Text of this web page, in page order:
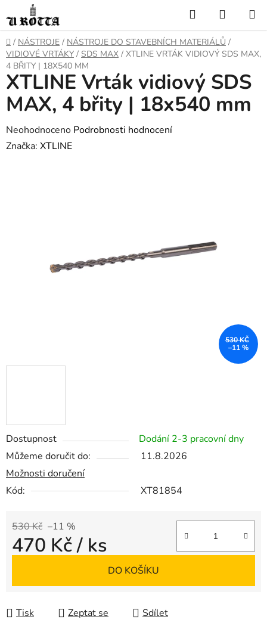
na
obsah
Hledat
KOŠÍK
DOMŮ
/ NÁSTROJE / NÁSTROJE DO STAVEBNÍCH MATERIÁLŮ /
VIDIOVÉ VRTÁKY / SDS MAX / XTLINE VRTÁK VIDIOVÝ SDS MAX,
4 BŘITY | 18X540 MM
Dostupnost
Dodání 2-3 pracovní dny
Můžeme doručit do:
11.8.2026
Možnosti doručení
Kód:
XT81854
530 Kč –11 %
470 Kč/ ks
DO KOŠÍKU
Tisk Zeptat se Sdílet
XTLINE Vrták vidiový SDS
MAX, 4 břity | 18x540 mm
Průměrné
hodnocení
Neohodnoceno Podrobnosti hodnocení
Značka: XTLINE
530 KČ
–11 %